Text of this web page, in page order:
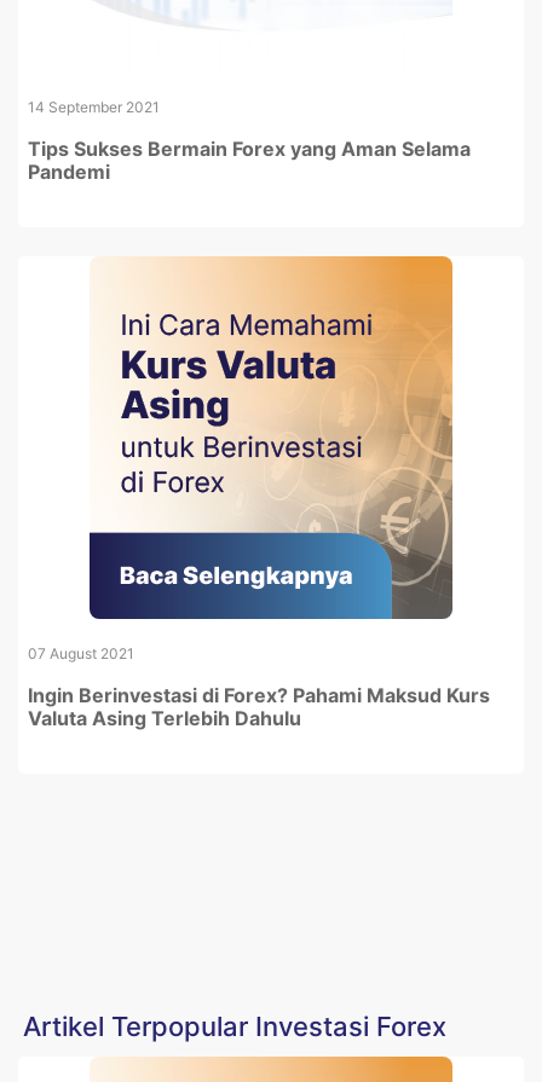
14 September 2021
Tips Sukses Bermain Forex yang Aman Selama
Pandemi
07 August 2021
Ingin Berinvestasi di Forex? Pahami Maksud Kurs
Valuta Asing Terlebih Dahulu
Artikel Terpopular Investasi Forex